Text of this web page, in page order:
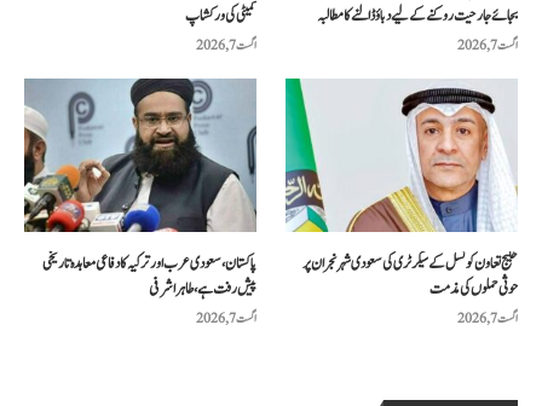
کمیٹی کی ورکشاپ
اگست 7, 2026
بجائے جارحیت روکنے کے لیے دباؤ ڈالنے کا مطالبہ
اگست 7, 2026
پاکستان، سعودی عرب اور ترکیہ کا دفاعی معاہدہ تاریخی
پیش رفت ہے، طاہر اشرفی
اگست 7, 2026
خلیج تعاون کونسل کے سیکرٹری کی سعودی شہر نجران پر
حوثی حملوں کی مذمت
اگست 7, 2026